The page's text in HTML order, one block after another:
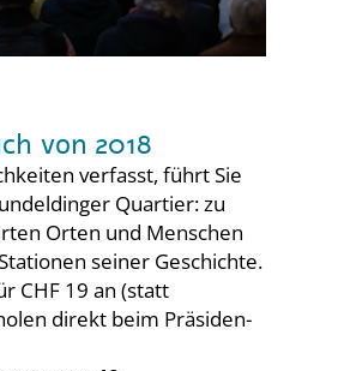
von 2018
verfasst, führt Sie
Quartier: zu
Orten und Menschen
seiner Geschichte.
CHF 19 an (statt
direkt beim Präsiden­